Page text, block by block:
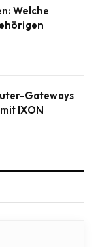
Welche
Gateways
IXON